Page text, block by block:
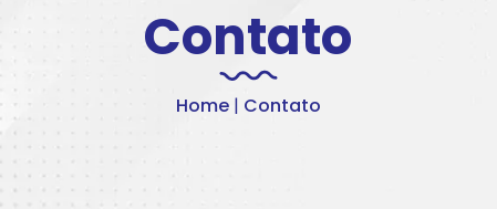
Contato
Home| Contato